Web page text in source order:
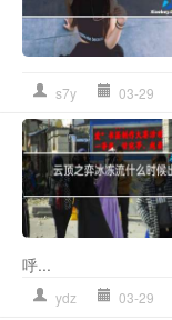
s7y 03-29
呼...
ydz 03-29